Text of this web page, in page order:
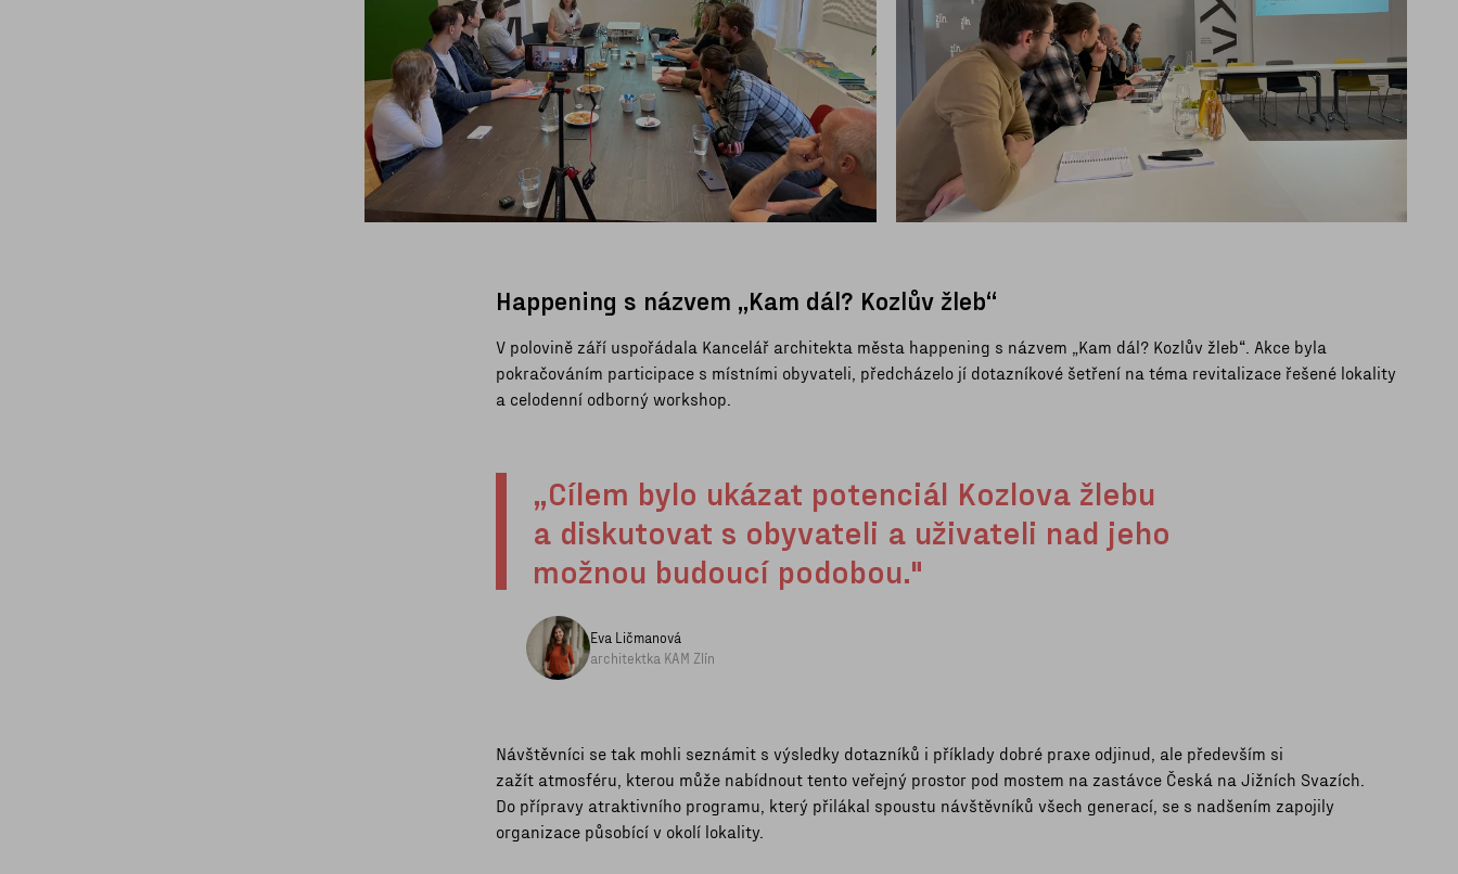
Happening s názvem „Kam dál? Kozlův žleb“
V polovině září uspořádala Kancelář architekta města happening s názvem „Kam dál? Kozlův žleb“. Akce byla
pokračováním participace s místními obyvateli, předcházelo jí dotazníkové šetření na téma revitalizace řešené lokality
a celodenní odborný workshop.
„Cílem bylo ukázat potenciál Kozlova žlebu
a diskutovat s obyvateli a uživateli nad jeho
možnou budoucí podobou."
Eva Ličmanová
architektka KAM Zlín
Návštěvníci se tak mohli seznámit s výsledky dotazníků i příklady dobré praxe odjinud, ale především si
zažít atmosféru, kterou může nabídnout tento veřejný prostor pod mostem na zastávce Česká na Jižních Svazích.
Do přípravy atraktivního programu, který přilákal spoustu návštěvníků všech generací, se s nadšením zapojily
organizace působící v okolí lokality.